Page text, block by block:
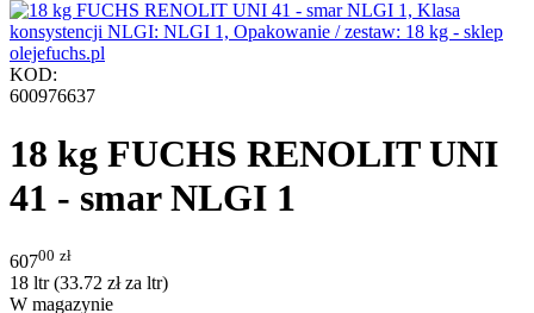
KOD:
600976637
18 kg FUCHS RENOLIT UNI
41 - smar NLGI 1
60700 zł
18 ltr (33.72 złza ltr)
W magazynie